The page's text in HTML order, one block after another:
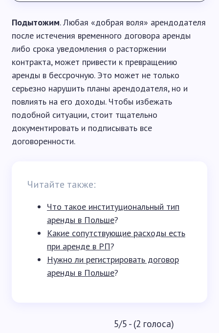
Подытожим. Любая «добрая воля» арендодателя
после истечения временного договора аренды
либо срока уведомления о расторжении
контракта, может привести к превращению
аренды в бессрочную. Это может не только
серьезно нарушить планы арендодателя, но и
повлиять на его доходы. Чтобы избежать
подобной ситуации, стоит тщательно
документировать и подписывать все
договоренности.
Читайте также:
Что такое институциональный тип
аренды в Польше?
Какие сопутствующие расходы есть
при аренде в РП?
Нужно ли регистрировать договор
аренды в Польше?
5/5 - (2 голоса)